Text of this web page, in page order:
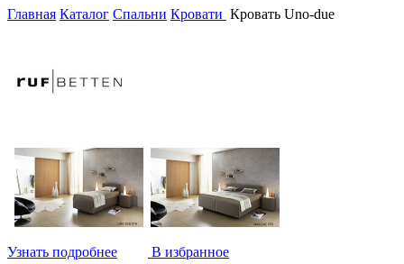
Главная Каталог Спальни Кровати Кровать Uno-due
Узнать подробнее В избранное